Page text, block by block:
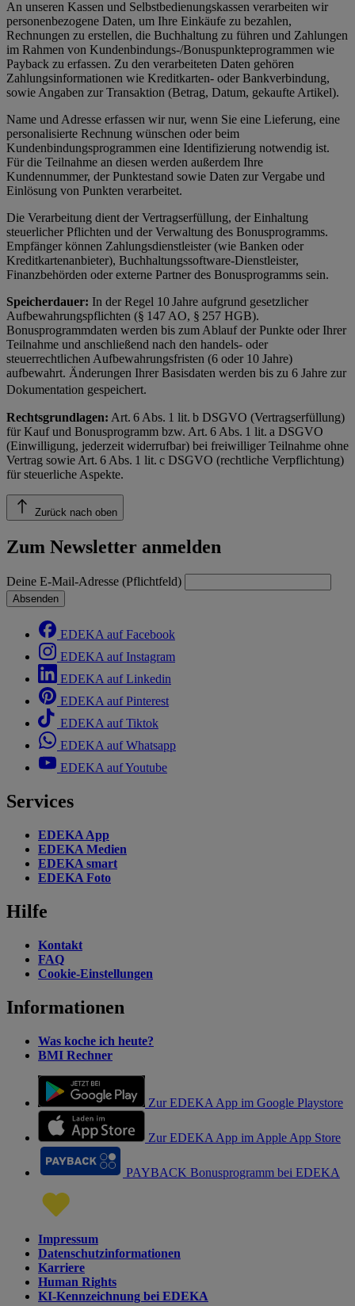
An unseren Kassen und Selbstbedienungskassen verarbeiten wir
personenbezogene Daten, um Ihre Einkäufe zu bezahlen,
Rechnungen zu erstellen, die Buchhaltung zu führen und Zahlungen
im Rahmen von Kundenbindungs-/Bonuspunkteprogrammen wie
Payback zu erfassen. Zu den verarbeiteten Daten gehören
Zahlungsinformationen wie Kreditkarten- oder Bankverbindung,
sowie Angaben zur Transaktion (Betrag, Datum, gekaufte Artikel).
Name und Adresse erfassen wir nur, wenn Sie eine Lieferung, eine
personalisierte Rechnung wünschen oder beim
Kundenbindungsprogrammen eine Identifizierung notwendig ist.
Für die Teilnahme an diesen werden außerdem Ihre
Kundennummer, der Punktestand sowie Daten zur Vergabe und
Einlösung von Punkten verarbeitet.
Die Verarbeitung dient der Vertragserfüllung, der Einhaltung
steuerlicher Pflichten und der Verwaltung des Bonusprogramms.
Empfänger können Zahlungsdienstleister (wie Banken oder
Kreditkartenanbieter), Buchhaltungssoftware-Dienstleister,
Finanzbehörden oder externe Partner des Bonusprogramms sein.
Speicherdauer: In der Regel 10 Jahre aufgrund gesetzlicher
Aufbewahrungspflichten (§ 147 AO, § 257 HGB).
Bonusprogrammdaten werden bis zum Ablauf der Punkte oder Ihrer
Teilnahme und anschließend nach den handels- oder
steuerrechtlichen Aufbewahrungsfristen (6 oder 10 Jahre)
aufbewahrt. Änderungen Ihrer Basisdaten werden bis zu 6 Jahre zur
Dokumentation gespeichert.
Rechtsgrundlagen: Art. 6 Abs. 1 lit. b DSGVO (Vertragserfüllung)
für Kauf und Bonusprogramm bzw. Art. 6 Abs. 1 lit. a DSGVO
(Einwilligung, jederzeit widerrufbar) bei freiwilliger Teilnahme ohne
Vertrag sowie Art. 6 Abs. 1 lit. c DSGVO (rechtliche Verpflichtung)
für steuerliche Aspekte.
Zurück nach oben
Zum Newsletter anmelden
Deine E-Mail-Adresse (Pflichtfeld)
Absenden
EDEKA auf Facebook
EDEKA auf Instagram
EDEKA auf Linkedin
EDEKA auf Pinterest
EDEKA auf Tiktok
EDEKA auf Whatsapp
EDEKA auf Youtube
Services
EDEKA App
EDEKA Medien
EDEKA smart
EDEKA Foto
Hilfe
Kontakt
FAQ
Cookie-Einstellungen
Informationen
Was koche ich heute?
BMI Rechner
Zur EDEKA App im Google Playstore
Zur EDEKA App im Apple App Store
PAYBACK Bonusprogramm bei EDEKA
Impressum
Datenschutzinformationen
Karriere
Human Rights
KI-Kennzeichnung bei EDEKA